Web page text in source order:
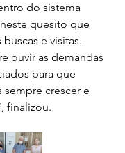
do sistema
quesito que
e visitas.
ouvir as demandas
para que
sempre crescer e
finalizou.